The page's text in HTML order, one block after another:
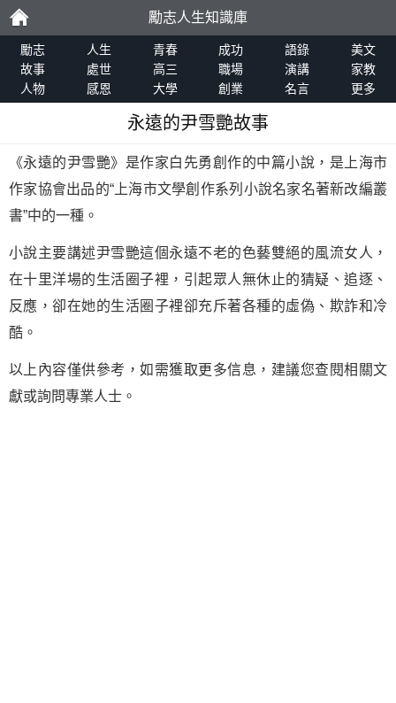
勵
志
勵志人生知識庫
勵志 人生 青春 成功 語錄
美文
故事
處世 高三 職場 演講
家教
人物
感恩 大學 創業 名言 更多
永遠的尹雪艷故事
《永遠的尹雪艷》是作家白先勇創作的中篇小說，是上海市
作家協會出品的“上海市文學創作系列小說名家名著新改編叢
書”中的一種。
小說主要講述尹雪艷這個永遠不老的色藝雙絕的風流女人，
在十里洋場的生活圈子裡，引起眾人無休止的猜疑、追逐、
反應，卻在她的生活圈子裡卻充斥著各種的虛偽、欺詐和冷
酷。
以上內容僅供參考，如需獲取更多信息，建議您查閱相關文
獻或詢問專業人士。